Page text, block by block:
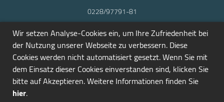
0228/97791-81
info@seminarmarkt.de
© 2001-2026
Wir setzen Analyse-Cookies ein, um Ihre Zufriedenheit bei
der Nutzung unserer Webseite zu verbessern. Diese
Cookies werden nicht automatisiert gesetzt. Wenn Sie mit
dem Einsatz dieser Cookies einverstanden sind, klicken Sie
bitte auf Akzeptieren. Weitere Informationen finden Sie
hier.